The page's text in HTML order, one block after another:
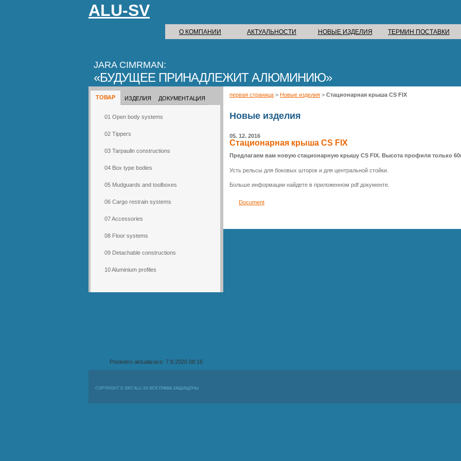
ALU-SV
О КОМПАНИИ АКТУАЛЬНОСТИ НОВЫЕ ИЗДЕЛИЯ ТЕРМИН ПОСТАВКИ
JARA CIMRMAN:
БУДУЩЕЕ ПРИНАДЛЕЖИТ АЛЮМИНИЮ
Poslednэ aktualizace: 7.8.2026 08:16
ТОВАР
01 Open body systems
02 Tippers
03 Tarpaulin constructions
04 Box type bodies
05 Mudguards and toolboxes
06 Cargo restrain systems
07 Accessories
08 Floor systems
09 Detachable constructions
10 Aluminium profiles
ИЗДЕЛИЯ ДОКУМЕНТАЦИЯ
первая страница > Новые изделия > Стационарная крыша CS FIX
Новые изделия
05. 12. 2016
Стационарная крыша CS FIX
Предлагаем вам новую стационарную крышу CS FIX. Высота профиля только
Усть рельсы для боковых шторок и для центральной стойки.
Больше информации найдете в приложенном pdf документе.
Document
COPYRIGHT © 2007 ALU-SV, ВСЕ ПРАВА ЗАЩИЩЕНЫ